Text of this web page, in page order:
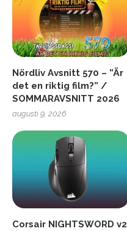
Nördliv Avsnitt 570 – ”Är
det en riktig film?” /
SOMMARAVSNITT 2026
augusti 9, 2026
Corsair NIGHTSWORD v2